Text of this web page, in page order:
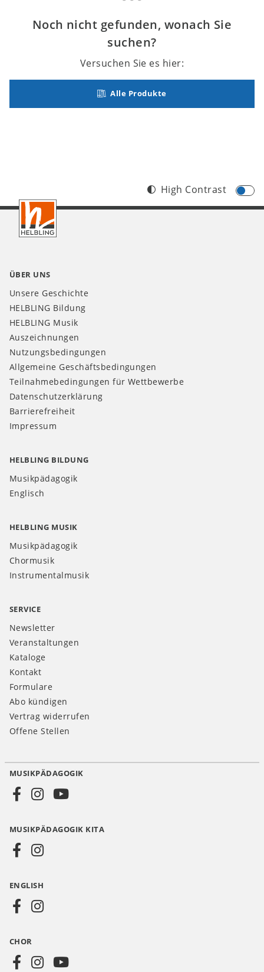
Noch nicht gefunden, wonach Sie
suchen?
Versuchen Sie es hier:
Alle Produkte
Footer
DE
High Contrast
ÜBER UNS
Unsere Geschichte
HELBLING Bildung
HELBLING Musik
Auszeichnungen
Nutzungsbedingungen
Allgemeine Geschäftsbedingungen
Teilnahmebedingungen für Wettbewerbe
Datenschutzerklärung
Barrierefreiheit
Impressum
HELBLING BILDUNG
Musikpädagogik
Englisch
HELBLING MUSIK
Musikpädagogik
Chormusik
Instrumentalmusik
SERVICE
Newsletter
Veranstaltungen
Kataloge
Kontakt
Formulare
Abo kündigen
Vertrag widerrufen
Offene Stellen
Social
Media
DE
MUSIKPÄDAGOGIK
MUSIKPÄDAGOGIK KITA
ENGLISH
CHOR